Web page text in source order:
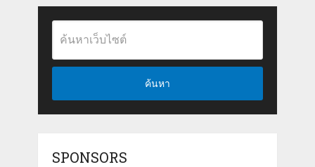
ค้นหา
SPONSORS